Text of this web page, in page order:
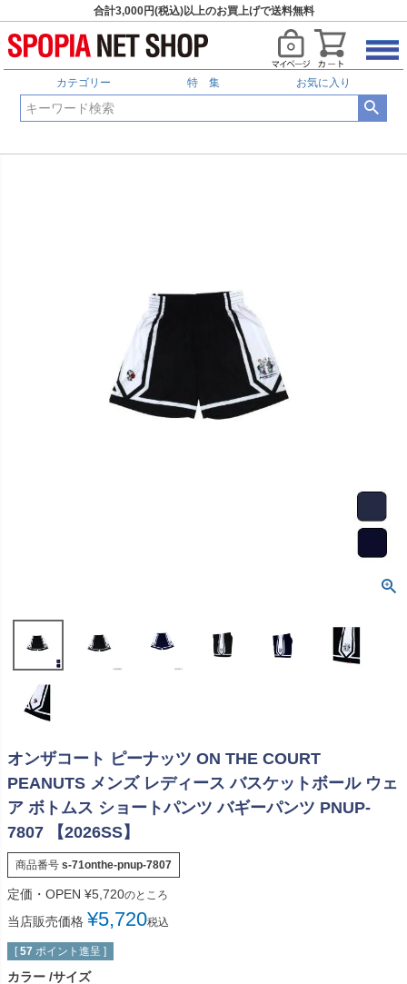
合計3,000円(税込)以上のお買上げで送料無料
カテゴリー 特 集 お気に入り
オンザコート ピーナッツ ON THE COURT
PEANUTS メンズ レディース バスケットボール ウェ
ア ボトムス ショートパンツ バギーパンツ PNUP-
7807 【2026SS】
商品番号 s-71onthe-pnup-7807
定価・OPEN ¥5,720のところ
当店販売価格 ¥5,720税込
[ 57 ポイント進呈 ]
カラー サイズ